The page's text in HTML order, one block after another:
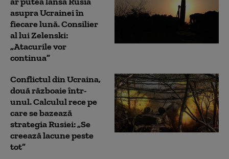
asupra Ucrainei în
fiecare lună. Consilier
al lui Zelenski:
„Atacurile vor
continua”
Conflictul din Ucraina,
două războaie într-
unul. Calculul rece pe
care se bazează
strategia Rusiei: „Se
creează lacune peste
tot”